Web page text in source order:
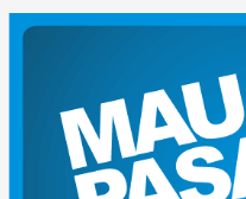
INDEKS
KARIR
PRIVACY POLICY
TENTANG KAMI